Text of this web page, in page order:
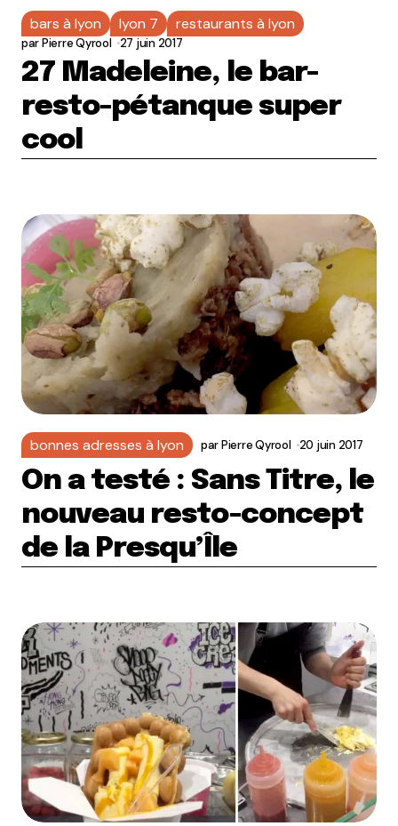
bars à lyon lyon 7 restaurants à lyon
parPierre Qyrool 27 juin 2017
27 Madeleine, le bar-
resto-pétanque super
cool
bonnes adresses à lyon parPierre Qyrool 20 juin 2017
On a testé : Sans Titre, le
nouveau resto-concept
de la Presqu’Île